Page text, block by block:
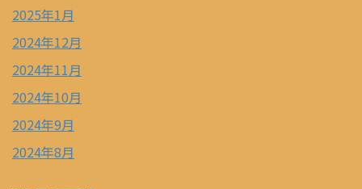
2025年1月
2024年12月
2024年11月
2024年10月
2024年9月
2024年8月